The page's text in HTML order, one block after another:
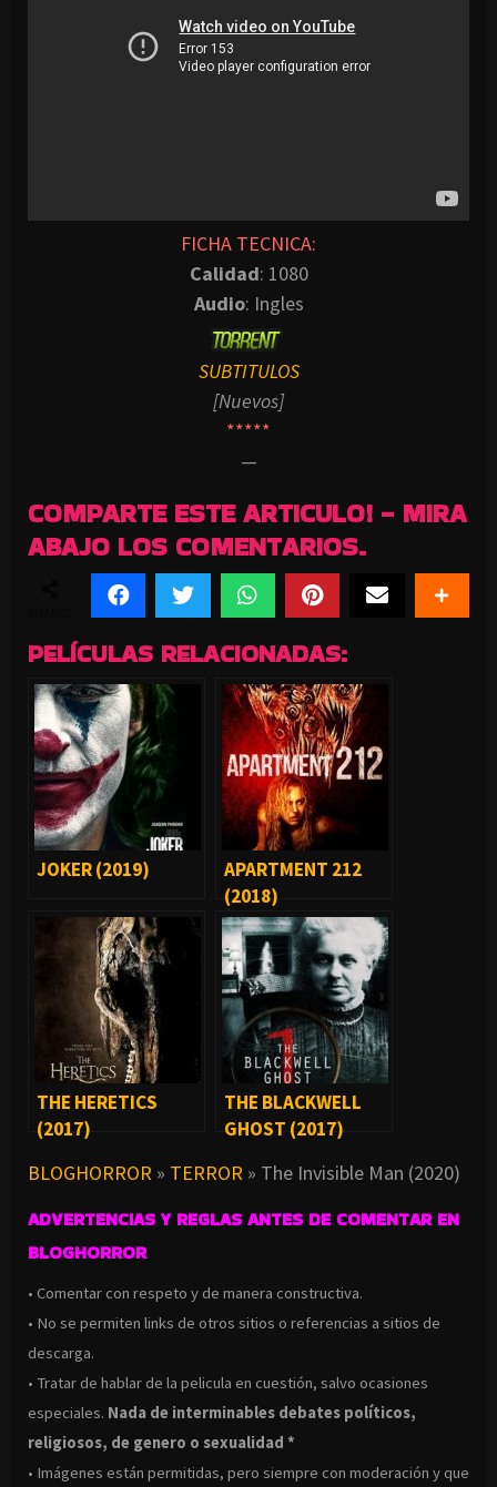
FICHA TECNICA:
Calidad: 1080
Audio: Ingles
SUBTITULOS
[Nuevos]
*****
—
COMPARTE ESTE ARTICULO! - MIRA
ABAJO LOS COMENTARIOS.
PELÍCULAS RELACIONADAS:
JOKER (2019)
APARTMENT 212
(2018)
THE HERETICS
(2017)
THE BLACKWELL
GHOST (2017)
BLOGHORROR » TERROR » The Invisible Man (2020)
ADVERTENCIAS Y REGLAS ANTES DE COMENTAR EN
BLOGHORROR
• Comentar con respeto y de manera constructiva.
• No se permiten links de otros sitios o referencias a sitios de
descarga.
• Tratar de hablar de la pelicula en cuestión, salvo ocasiones
especiales. Nada de interminables debates políticos,
religiosos, de genero o sexualidad *
• Imágenes están permitidas, pero siempre con moderación y que